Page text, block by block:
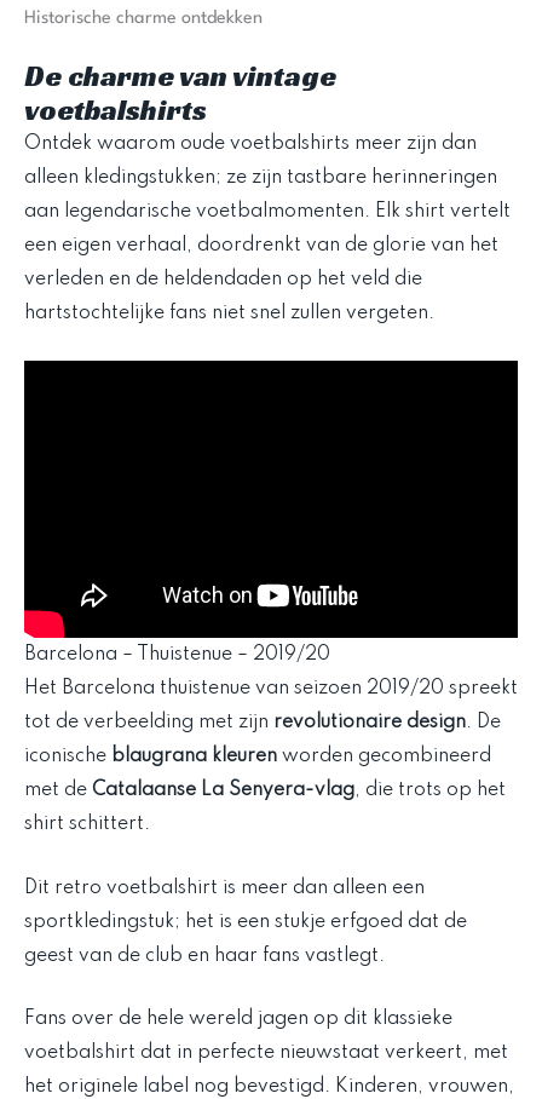
Historische charme ontdekken
De charme van vintage
voetbalshirts
Ontdek waarom oude voetbalshirts meer zijn dan
alleen kledingstukken; ze zijn tastbare herinneringen
aan legendarische voetbalmomenten. Elk shirt vertelt
een eigen verhaal, doordrenkt van de glorie van het
verleden en de heldendaden op het veld die
hartstochtelijke fans niet snel zullen vergeten.
Barcelona – Thuistenue – 2019/20
Het Barcelona thuistenue van seizoen 2019/20 spreekt
tot de verbeelding met zijn revolutionaire design. De
iconische blaugrana kleuren worden gecombineerd
met de Catalaanse La Senyera-vlag, die trots op het
shirt schittert.
Dit retro voetbalshirt is meer dan alleen een
sportkledingstuk; het is een stukje erfgoed dat de
geest van de club en haar fans vastlegt.
Fans over de hele wereld jagen op dit klassieke
voetbalshirt dat in perfecte nieuwstaat verkeert, met
het originele label nog bevestigd. Kinderen, vrouwen,